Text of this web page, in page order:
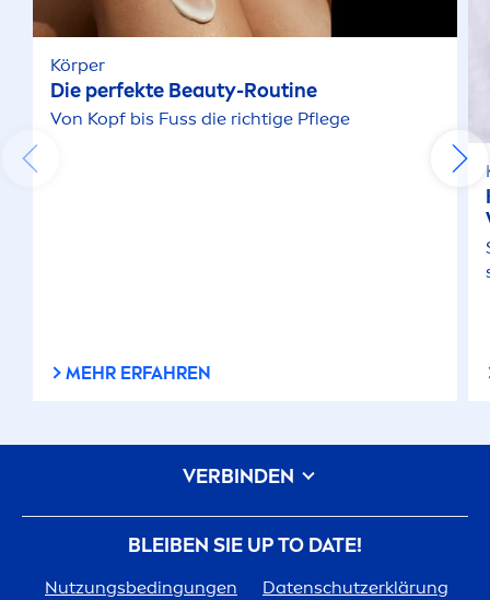
Körper
Die perfekte Beauty-Routine
Von Kopf bis Fuss die richtige Pflege
MEHR ERFAHREN
BLEIBEN SIE UP TO DATE!
Nutzungsbedingungen Datenschutzerklärung
VERBINDEN